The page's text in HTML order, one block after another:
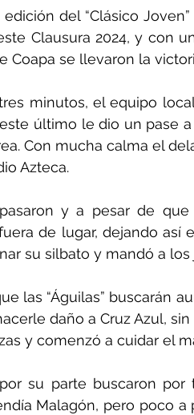
del “Clásico
Clausura 2024, y con
Coapa se llevaron la
minutos, el equipo
último le dio un pase
Con mucha calma el
Azteca.
y a pesar de
de lugar, dejando así
su silbato y mandó a los
las “Águilas” buscarán
daño a Cruz Azul,
y comenzó a cuidar el
su parte buscaron
Malagón, pero poco